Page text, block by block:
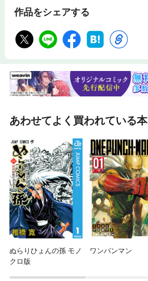
作品をシェアする
あわせてよく買われている本
ぬらりひょんの孫 モノ
クロ版
ワンパンマン